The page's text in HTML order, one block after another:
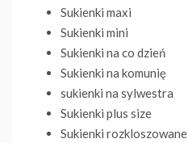
Sukienki maxi
Sukienki mini
Sukienki na co dzień
Sukienki na komunię
sukienki na sylwestra
Sukienki plus size
Sukienki rozkloszowane